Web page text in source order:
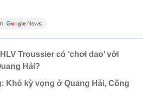
Troussier có ‘chơi dao’ với
Hải?
Khó kỳ vọng ở Quang Hải, Công